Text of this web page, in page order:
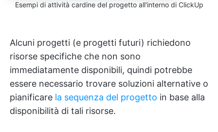
Esempi di attività cardine del progetto all'interno di ClickUp
Alcuni progetti (e progetti futuri) richiedono
risorse specifiche che non sono
immediatamente disponibili, quindi potrebbe
essere necessario trovare soluzioni alternative o
pianificare la sequenza del progetto in base alla
disponibilità di tali risorse.